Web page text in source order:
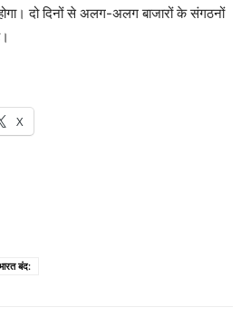
दो दिनों से अलग-अलग बाजारों के संगठनों
X
बंद: